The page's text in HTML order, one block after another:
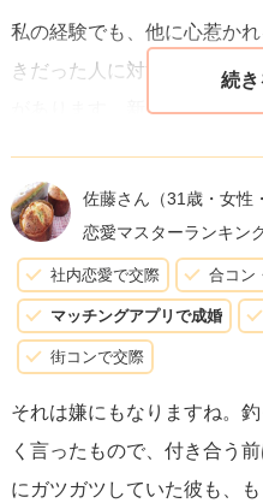
私の経験でも、他に心惹か
きだった人に対する手間や
があります。新しい対象に
たり、相手の不安に想いを
もちろん、例外的に本当に
連絡を控えている場合もゼ
で大切に思っている相手に
状況でも何らかの説明や配
告げずに距離を置くのは、
差し支えないでしょう。
佐藤さん （31歳・女性
恋愛マスターランキン
社内恋愛で交際 合コン
マッチングアプリで成婚
街コンで交際
それは嫌にもなりますね。
く言ったもので、付き合う
にガツガツしていた彼も、